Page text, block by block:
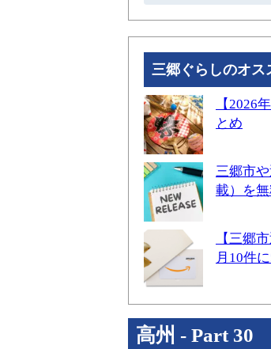
三郷ぐらしのオス
【2026
とめ
三郷市
載）を
【三郷
月10件
高州 - Part 30